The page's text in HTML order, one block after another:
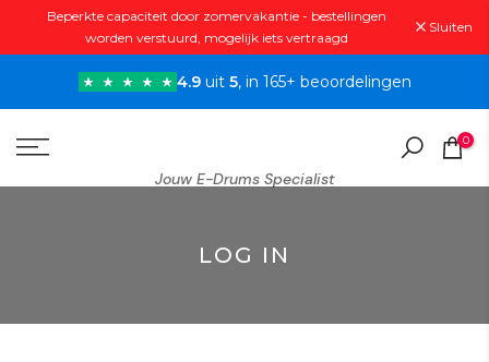
Doorgaan
naar
Beperkte capaciteit door zomervakantie - bestellingen
worden verstuurd, mogelijk iets vertraagd
Sluiten
4.9uit 5, in 165+ beoordelingen
Jouw E-Drums Specialist
0
LOG IN